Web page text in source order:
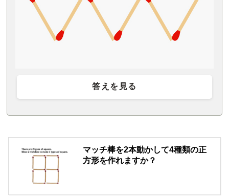
答えを見る
マッチ棒を2本動かして4種類の正
方形を作れますか？